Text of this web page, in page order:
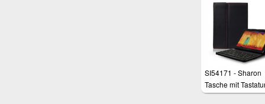
SI54171 - Sharon
Tasche mit
Galaxy Note 10.1